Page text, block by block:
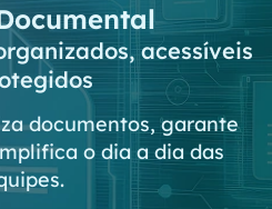
acessíveis
documentos, garante
o dia a dia das